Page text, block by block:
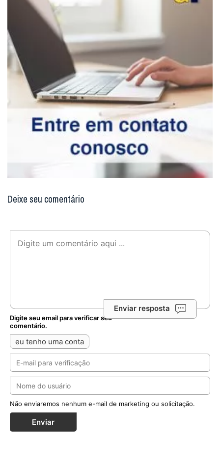
Deixe seu comentário
Enviar resposta
Digite seu email para verificar seu
comentário.
eu tenho uma conta
Não enviaremos nenhum e-mail de marketing ou solicitação.
Enviar